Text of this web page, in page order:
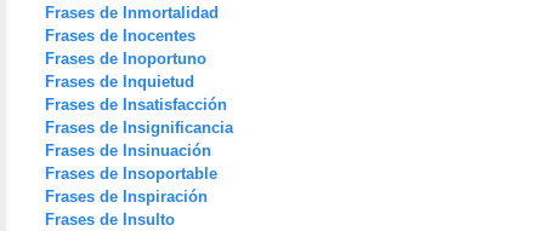
Frases de Inmortalidad
Frases de Inocentes
Frases de Inoportuno
Frases de Inquietud
Frases de Insatisfacción
Frases de Insignificancia
Frases de Insinuación
Frases de Insoportable
Frases de Inspiración
Frases de Insulto